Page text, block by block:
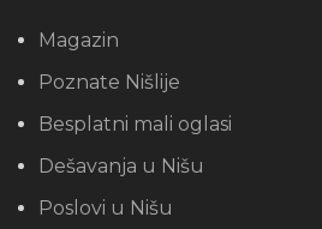
Magazin
Poznate Nišlije
Besplatni mali oglasi
Dešavanja u Nišu
Poslovi u Nišu